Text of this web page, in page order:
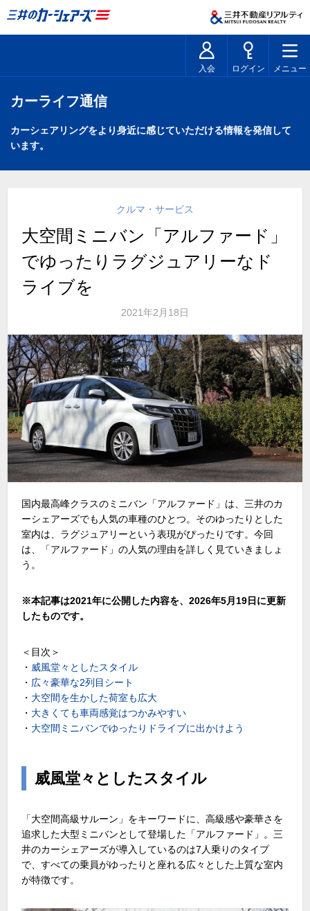
入会 ログイン メニュー
カーライフ通信
カーシェアリングをより身近に感じていただける情報を発信して
います。
クルマ・サービス
大空間ミニバン「アルファード」
でゆったりラグジュアリーなド
ライブを
2021年2月18日
国内最高峰クラスのミニバン「アルファード」は、三井のカ
ーシェアーズでも人気の車種のひとつ。そのゆったりとした
室内は、ラグジュアリーという表現がぴったりです。今回
は、「アルファード」の人気の理由を詳しく見ていきましょ
う。
※本記事は2021年に公開した内容を、2026年5月19日に更新
したものです。
＜目次＞
・ 威風堂々としたスタイル
・ 広々豪華な2列目シート
・ 大空間を生かした荷室も広大
・ 大きくても車両感覚はつかみやすい
・ 大空間ミニバンでゆったりドライブに出かけよう
威風堂々としたスタイル
「大空間高級サルーン」をキーワードに、高級感や豪華さを
追求した大型ミニバンとして登場した「アルファード」。三
井のカーシェアーズが導入しているのは7人乗りのタイプ
で、すべての乗員がゆったりと座れる広々とした上質な室内
が特徴です。